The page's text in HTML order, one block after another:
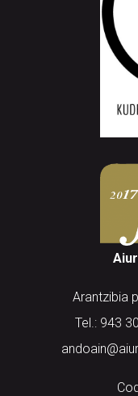
Arantzibia
Tel.: 943